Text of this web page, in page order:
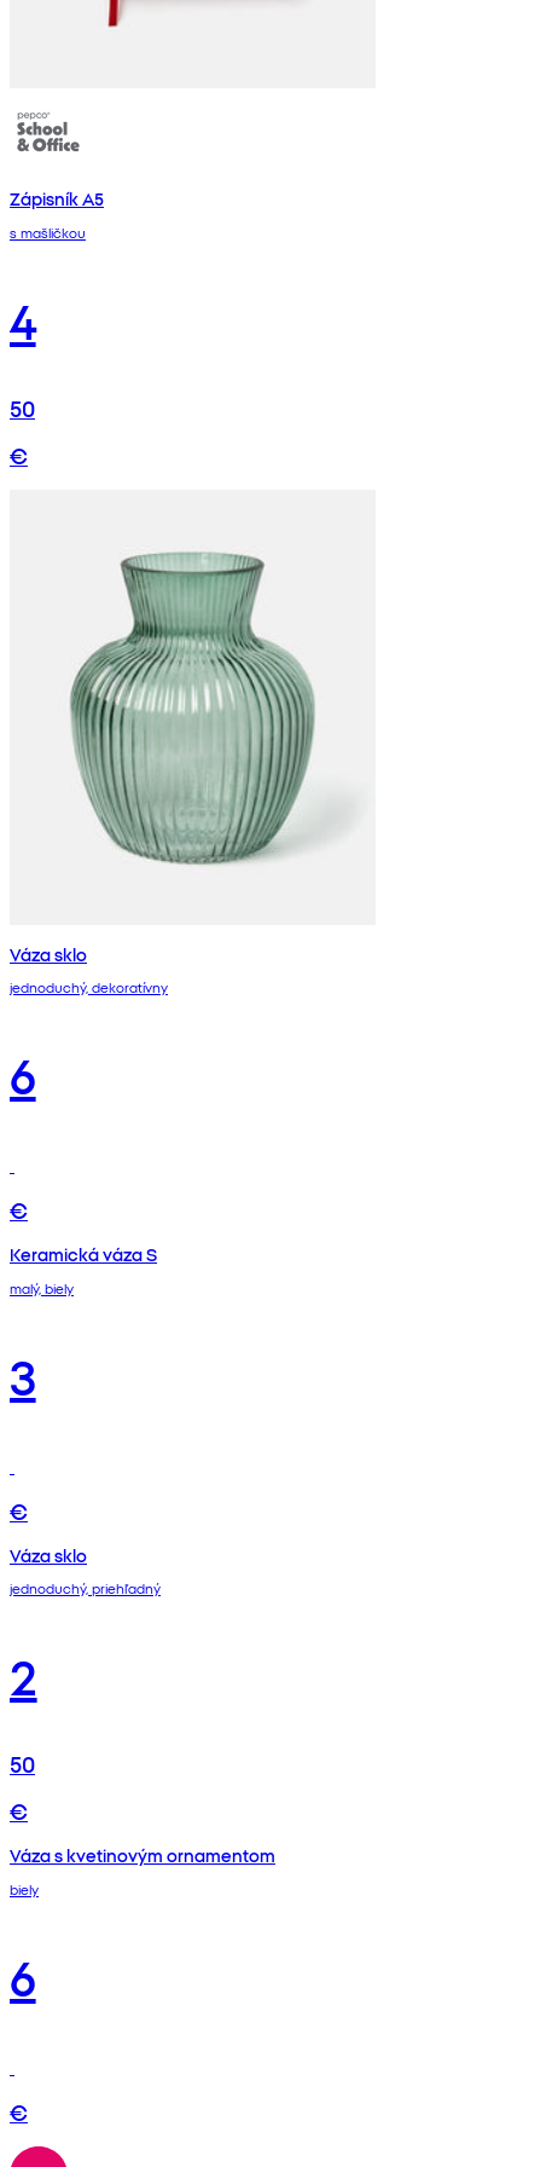
Zápisník A5
s mašličkou
4
50
€
Váza sklo
jednoduchý, dekoratívny
6
€
Keramická váza S
malý, biely
3
€
Váza sklo
jednoduchý, priehľadný
2
50
€
Váza s kvetinovým ornamentom
biely
6
€